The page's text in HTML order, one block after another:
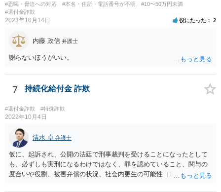
#恐喝・脅迫への対応 #本名・住所・電話番号が不明
#10〜50万円未満
#還付金詐欺
2023年10月14日 役にたった 2
内藤 政信 弁護士
謝らないほうがいい。
7 持続化給付金 詐欺
#還付金詐欺 #特殊詐欺
2022年10月4日
清水 卓 弁護士
仮に、起訴され、公開の法廷で刑事裁判を受けることになったとして
も、必ずしも実刑になるわけではなく、罪を認めていること、関与の
度合いや役割、被害弁償の状況、社会内更生の可能性（定まった住居